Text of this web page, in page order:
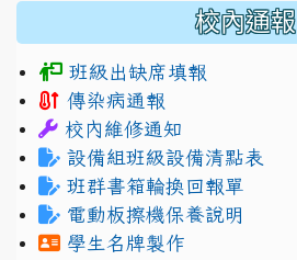
校內通報
班級出缺席填報
傳染病通報
校內維修通知
設備組班級設備清點表
班群書箱輪換回報單
電動板擦機保養說明
學生名牌製作